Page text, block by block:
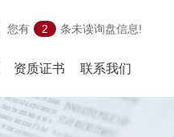
您有 2 条未读询盘信息!
资质证书 联系我们